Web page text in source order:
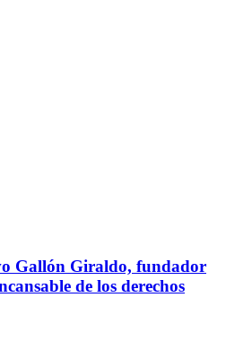
Gallón Giraldo, fundador
de los derechos